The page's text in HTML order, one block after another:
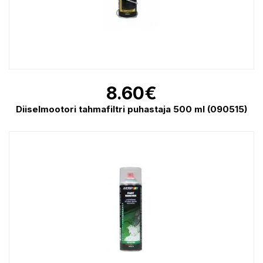
8.60€
Diiselmootori tahmafiltri puhastaja 500 ml (090515)